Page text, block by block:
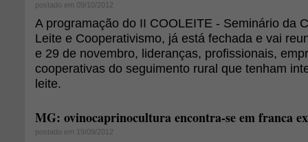
postado em 09/10/2012
A programação do II COOLEITE - Seminário da
Leite e Cooperativismo, já está fechada e vai
e 29 de novembro, lideranças, profissionais,
cooperativas do seguimento rural que tenham
leite.
MG: ovinocaprinocultura encontra-se em franca
postado em 19/09/2012